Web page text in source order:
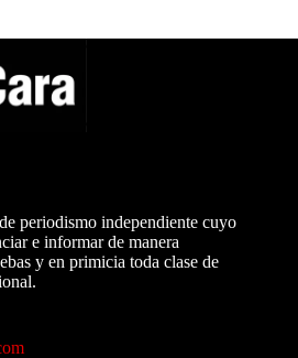
periodismo independiente cuyo
e informar de manera
y en primicia toda clase de